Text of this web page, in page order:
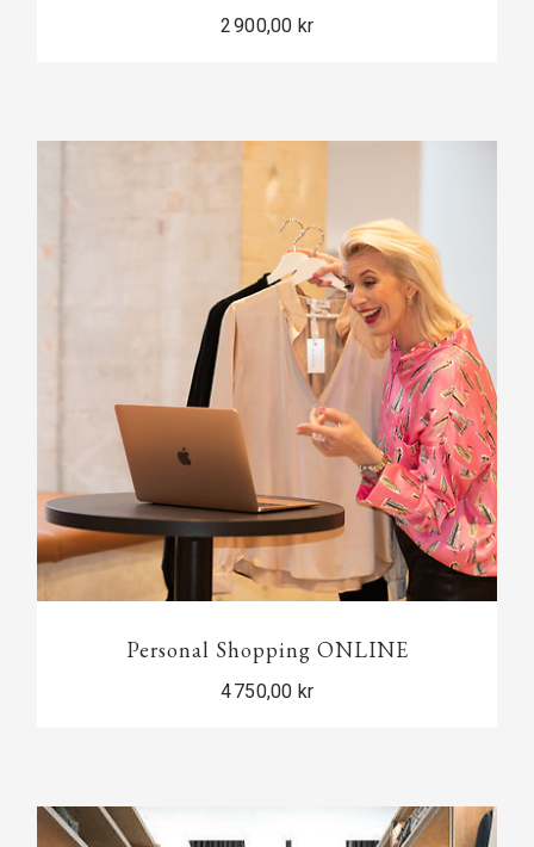
2 900,00 kr
Personal Shopping ONLINE
4 750,00 kr